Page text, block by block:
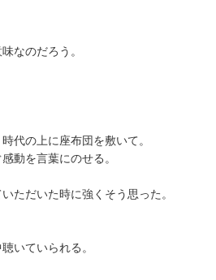
なのだろう。
代の上に座布団を敷いて。
動を言葉にのせる。
ただいた時に強くそう思った。
いていられる。